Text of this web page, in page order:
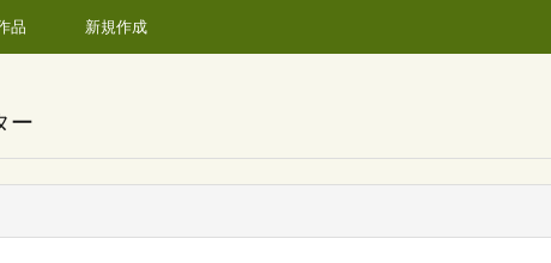
品 新規作成
ー